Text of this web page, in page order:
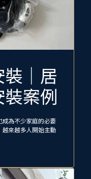
｜居
案例
成為不少家庭的必要
來越多人開始主動